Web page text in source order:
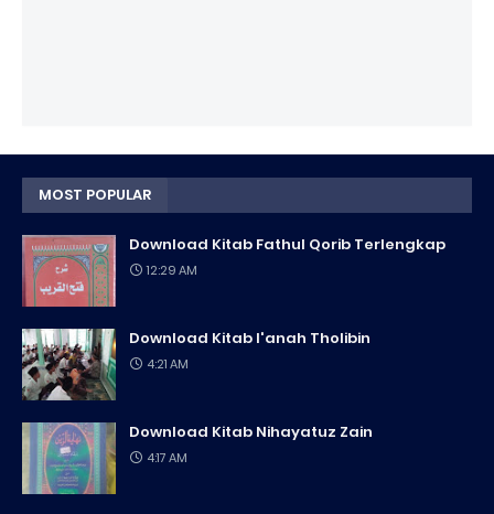
MOST POPULAR
Download Kitab Fathul Qorib Terlengkap
12:29 AM
Download Kitab I'anah Tholibin
4:21 AM
Download Kitab Nihayatuz Zain
4:17 AM